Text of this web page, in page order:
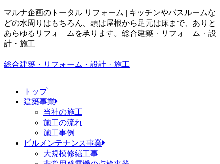
マルナ企画のトータル リフォーム | キッチンやバスルームな
どの水周りはもちろん、頭は屋根から足元は床まで、ありと
あらゆるリフォームを承ります。 総合建築・リフォーム・設
計・施工
総合建築・リフォーム・設計・施工
トップ
建築事業
当社の施工
施工の流れ
施工事例
ビルメンテナンス事業
大規模修繕工事